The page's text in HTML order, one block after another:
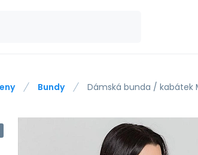
Bundy Dámská bunda / kabátek